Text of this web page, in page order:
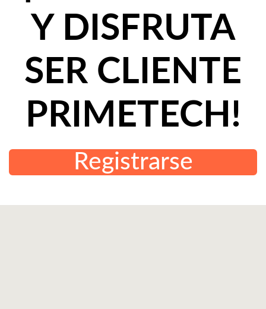
Y DISFRUTA
SER CLIENTE
PRIMETECH!
Registrarse